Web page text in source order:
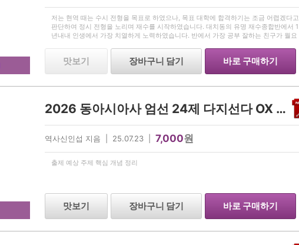
저는 현역 때는 수시 전형을 목표로 하였으나, 목표 대학에 합격하기는 조금 어렵겠다고
판단하여 정시 전형을 노리며 재수를 시작하였습니다. 대치동의 유명 재수종합반에서 1
년내내 인생에서 가장 치열하게 노력하였습니다. 반에서 가장 공부 잘하는 친구가 월요
맛보기 장바구니 담기 바로 구매하기
2026 동아시아사 엄선 24제 다지선다 OX 개념 확인
역사신인섭 지음 | 25.07.23 | 7,000원
출제 예상 주제 핵심 개념 정리
맛보기 장바구니 담기 바로 구매하기